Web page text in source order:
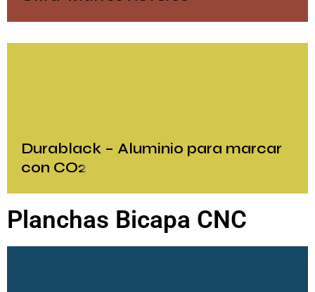
Durablack – Aluminio para marcar
con CO2
Planchas Bicapa CNC